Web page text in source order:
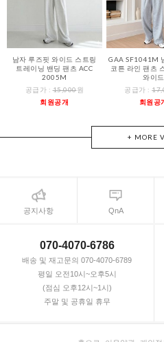
남자 루즈핏 와이드 스트링
트레이닝 밴딩 팬츠 ACC
2005M
공급가 :15,000원
회원공개
GAA SF1041M
코튼 라인 팬츠
와이드
공급가 :
회원공
+ MORE
공지사항 QnA
070-4070-6786
배송 및 재고문의 070-4070-6789
평일 오전10시~오후5시
(점심 오후12시~1시)
주말 및 공휴일 휴무